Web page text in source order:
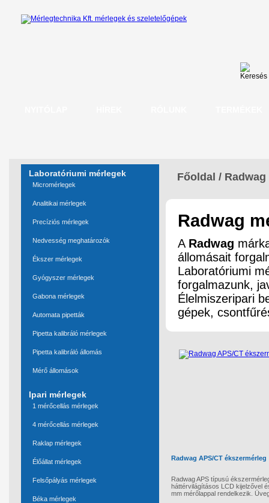
Laboratóriumi mérlegek
Micromérlegek
Analitikai mérlegek
Precíziós mérlegek
Nedvesség meghatározók
Ékszer mérlegek
Gyógyszer mérlegek
Gabona mérlegek
Automata pipetták
Pipetta kalibráló mérlegek
Pipetta kalibráló állomás
Mérő állomások
Ipari mérlegek
1 mérőcellás mérlegek
4 mérőcellás mérlegek
Raklap mérlegek
Élőállat mérlegek
Felsőpályás mérlegek
Béka mérlegek
Főoldal /
Radwag
A Radwag
állomásait
Laboratóriumi
forgalmazunk,
Élelmiszeripari
gépek,
Radwag APS/CT ékszermérleg
Radwag APS típusú
háttérvilágításos LCD kijelzővel
mm mérőlappal rendelkezik.